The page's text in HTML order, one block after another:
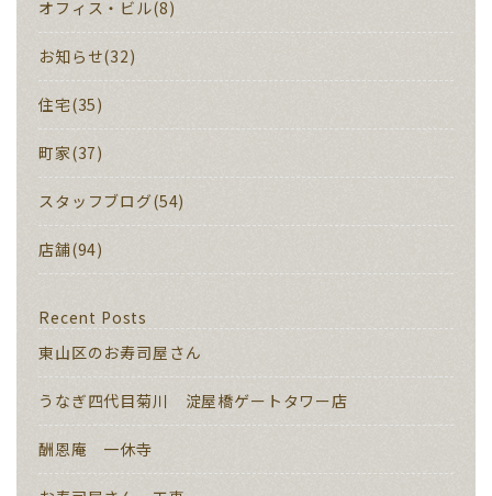
オフィス・ビル(8)
お知らせ(32)
住宅(35)
町家(37)
スタッフブログ(54)
店舗(94)
Recent Posts
東山区のお寿司屋さん
うなぎ四代目菊川 淀屋橋ゲートタワー店
酬恩庵 一休寺